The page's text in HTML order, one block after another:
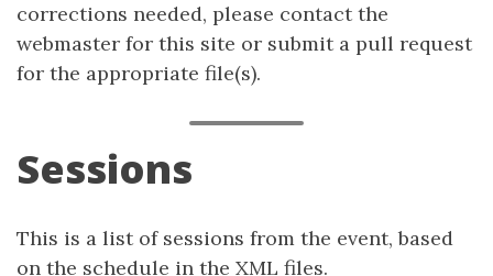
corrections needed, please contact the
webmaster for this site or submit a pull request
for the appropriate file(s).
Sessions
This is a list of sessions from the event, based
on the schedule in the XML files.